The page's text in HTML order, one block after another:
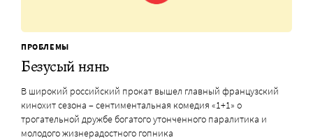
ПРОБЛЕМЫ
Безусый нянь
В широкий российский прокат вышел главный французский
кинохит сезона – сентиментальная комедия «1+1» о
трогательной дружбе богатого утонченного паралитика и
молодого жизнерадостного гопника